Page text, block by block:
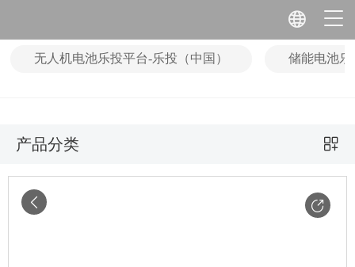
无人机电池乐投平台-乐投（中国） 储能电池
产品分类